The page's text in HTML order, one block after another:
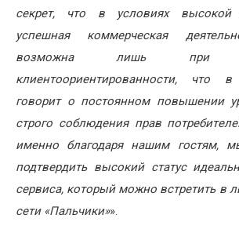
секрет, что в условиях высокой
успешная коммерческая
возможна лишь при
клиентоориентированности, что
говорит о постоянном повышении
строго соблюдения прав
именно благодаря нашим гостям,
подтвердить высокий статус
сервиса, который можно встретить в
сети «Пальчики»».